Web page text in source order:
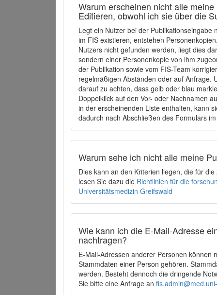
Warum erscheinen nicht alle
Editieren, obwohl ich sie über die
Legt ein Nutzer bei der
im FIS existieren, entstehen
Nutzers nicht gefunden werden, liegt dies
sondern einer Personenkopie von ihm
der Publikation sowie vom FIS-Team
regelmäßigen Abständen oder auf Anfrage.
darauf zu achten, dass gelb oder blau
Doppelklick auf den Vor- oder Nachnamen
in der erscheinenden Liste enthalten, kann
dadurch nach Abschließen des Formulars
Warum sehe ich nicht alle meine
Dies kann an den Kriterien liegen, die für
lesen Sie dazu die Richtlinien für die
Universitätsmedizin Greifswald
Wie kann ich die E-Mail-Adresse
nachtragen?
E-Mail-Adressen anderer Personen können
Stammdaten einer Person gehören.
werden. Besteht dennoch die dringende
Sie bitte eine Anfrage an